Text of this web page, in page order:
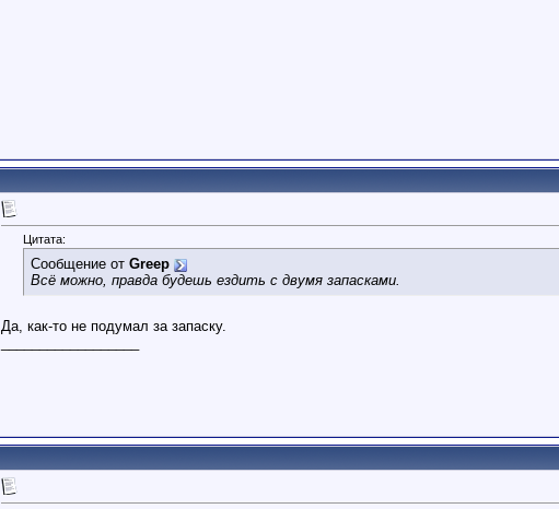
Цитата:
Сообщение от Greep
Всё можно, правда будешь ездить с двумя запасками.
Да, как-то не подумал за запаску.